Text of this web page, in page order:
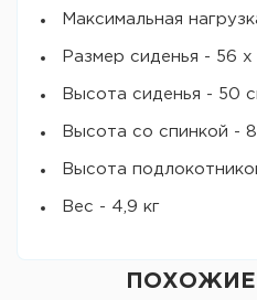
Максимальная
Размер сиденья - 56 х
Высота сиденья - 50
Высота со спинкой -
Высота
Вес - 4,9 кг
ПОХОЖИЕ